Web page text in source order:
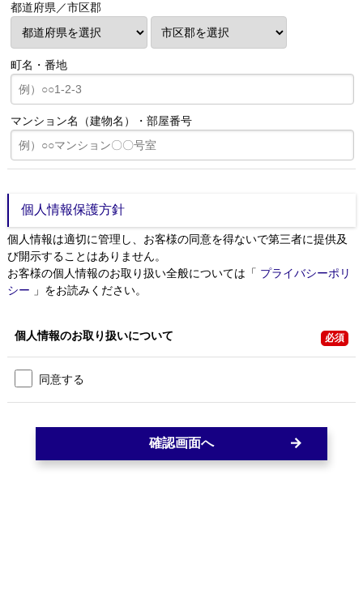
都道府県／市区郡
町名・番地
マンション名（建物名）・部屋番号
個人情報保護方針
個人情報は適切に管理し、お客様の同意を得ないで第三者に提供及
び開示することはありません。
お客様の個人情報のお取り扱い全般については「 プライバシーポリ
シー
」をお読みください。
必須
個人情報のお取り扱いについて
同意する
確認画面へ